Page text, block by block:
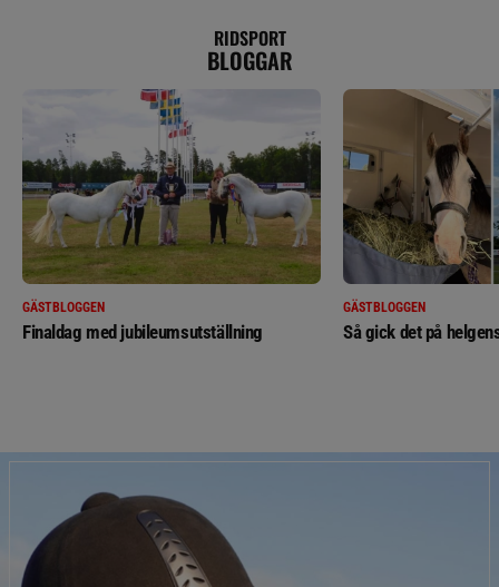
RIDSPORT
BLOGGAR
GÄSTBLOGGEN
Finaldag med jubileumsutställning
GÄSTBLOGGEN
Så gick det på